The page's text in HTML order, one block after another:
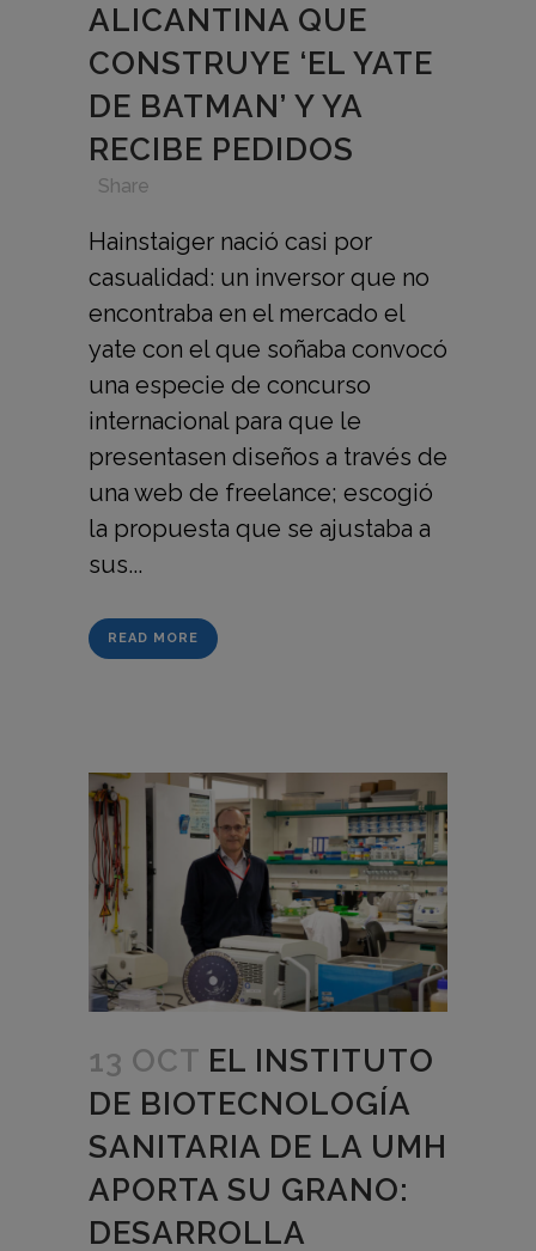
ALICANTINA QUE
CONSTRUYE ‘EL YATE
DE BATMAN’ Y YA
RECIBE PEDIDOS
Share
Hainstaiger nació casi por
casualidad: un inversor que no
encontraba en el mercado el
yate con el que soñaba convocó
una especie de concurso
internacional para que le
presentasen diseños a través de
una web de freelance; escogió
la propuesta que se ajustaba a
sus...
READ MORE
13 OCT EL INSTITUTO
DE BIOTECNOLOGÍA
SANITARIA DE LA UMH
APORTA SU GRANO:
DESARROLLA